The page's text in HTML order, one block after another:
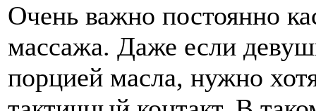
Очень важно постоянно
массажа. Даже если
порцией масла, нужно